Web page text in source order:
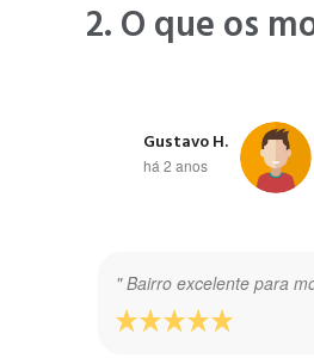
2. O que os
Gustavo H.
há 2 anos
" Bairro excelente para